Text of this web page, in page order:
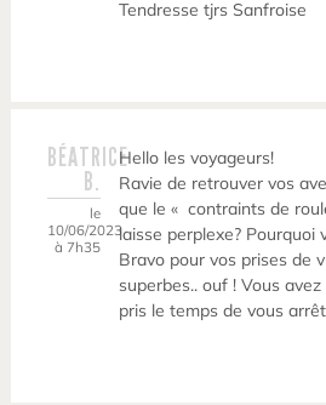
Tendresse tjrs Sanfroise
BÉATRICE
B.
le
10/06/2023
à 7h35
Hello les voyageurs!
Ravie de retrouver vos
que le « contraints de
laisse perplexe? Pourquoi
Bravo pour vos prises de
superbes.. ouf ! Vous
pris le temps de vous